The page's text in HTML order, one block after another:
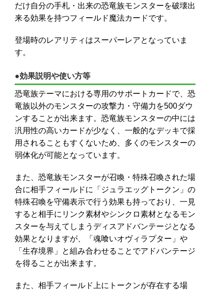
だけ自分の手札・出来の恐竜族モンスターを破壊出
来る効果を持つフィールド魔法カードです。
登場時のレアリティはスーパーレアとなっていま
す。
●効果説明や使い方等
恐竜族テーマにおける専用のサポートカードで、恐
竜族以外のモンスターの攻撃力・守備力を500ダウ
ンすることが出来ます。恐竜族モンスターの中には
汎用性の高いカードが少なく、一般的なデッキで採
用されることもすくないため、多くのモンスターの
弱体化が可能となっています。
また、恐竜族モンスターが召喚・特殊召喚された場
合に相手フィールドに「ジュラエッグトークン」の
特殊召喚を守備表示で行う効果も持っており、一見
すると相手にリンク素材やシンクロ素材となるモン
スターを与えてしまうディスアドバンテージとなる
効果となりますが、「魂喰いオヴィラプター」や
「生存境界」と組み合わせることでアドバンテージ
を得ることが出来ます。
また、相手フィールド上にトークンが存在する場